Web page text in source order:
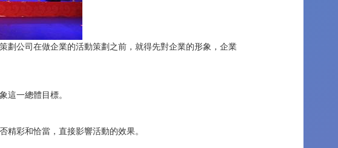
劃公司在做企業的活動策劃之前，就得先對企業的形象，企業
一總體目標。
彩和恰當，直接影響活動的效果。